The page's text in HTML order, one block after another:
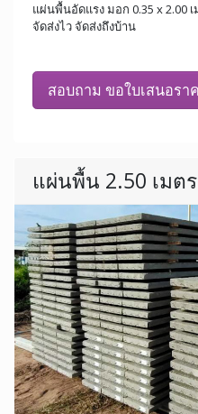
แผ่นพื้นอัดแรง มอก 0.35 x 2.00
จัดส่งไว จัดส่งถึงบ้าน
สอบถาม ขอใบเสนอรา
แผ่นพื้น 2.50 เมต